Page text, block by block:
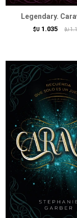
Legendary.
$U 1.035 $U